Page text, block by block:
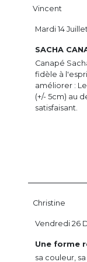
Vincent
SACHA
Canapé
fidèle à
améliorer :
(+/- 5cm) au
satisfaisant.
Mardi 14
Christine
Une forme
sa couleur,
Vendredi 26